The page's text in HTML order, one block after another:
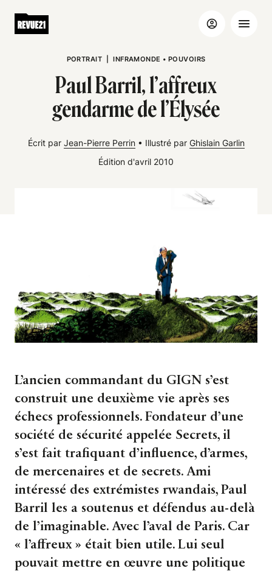
PORTRAIT |INFRAMONDE • POUVOIRS
Paul Barril, l’affreux
gendarme de l’Élysée
Écrit par Jean-Pierre Perrin • Illustré par Ghislain Garlin
Édition d'avril 2010
L’ancien commandant du GIGN s’est
construit une deuxième vie après ses
échecs professionnels. Fondateur d’une
société de sécurité appelée Secrets, il
s’est fait trafiquant d’influence, d’armes,
de mercenaires et de secrets. Ami
intéressé des extrémistes rwandais, Paul
Barril les a soutenus et défendus au-delà
de l’imaginable. Avec l’aval de Paris. Car
« l’affreux » était bien utile. Lui seul
pouvait mettre en œuvre une politique